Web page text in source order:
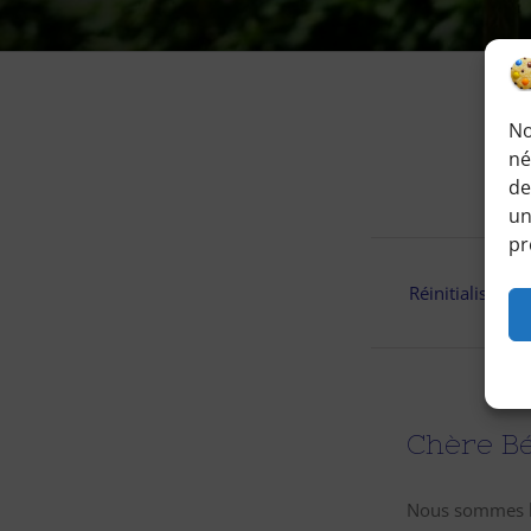
Réinitialiser
Chère
Nous